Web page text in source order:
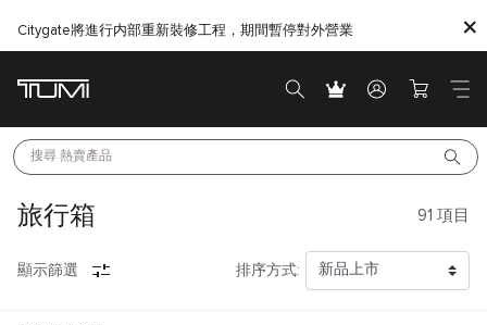
Citygate將進行内部重新裝修工程，期間暫停對外營業
搜尋 熱賣產品
旅行箱 91 項目
顯示篩選 排序方式: